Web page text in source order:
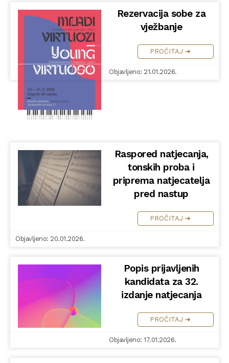
Rezervacija sobe za
vježbanje
PROČITAJ ➜
Objavljeno: 21.01.2026.
Raspored natjecanja,
tonskih proba i
priprema natjecatelja
pred nastup
PROČITAJ ➜
Objavljeno: 20.01.2026.
Popis prijavljenih
kandidata za 32.
izdanje natjecanja
PROČITAJ ➜
Objavljeno: 17.01.2026.